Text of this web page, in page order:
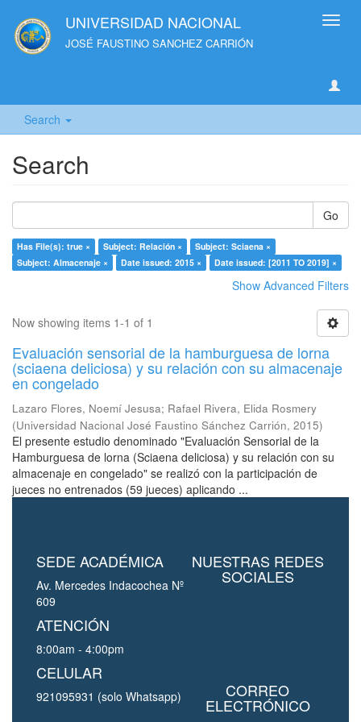
UNIVERSIDAD NACIONAL
JOSÉ FAUSTINO SANCHEZ CARRIÓN
Search
Search
Go
Has File(s): true × Subject: Relación ×
Subject: Sciaena ×
Subject: Almacenaje ×
Date issued: 2015 × Date issued: [2011 TO 2019] ×
Show Advanced Filters
Now showing items 1-1 of 1
Evaluación sensorial de la hamburguesa de lorna
(sciaena deliciosa) y su relación con su almacenaje
en congelado
Lazaro Flores, Noemí Jesusa; Rafael Rivera, Elida Rosmery
(Universidad Nacional José Faustino Sánchez Carrión, 2015)
El presente estudio denominado "Evaluación Sensorial de la
Hamburguesa de lorna (Sciaena deliciosa) y su relación con su
almacenaje en congelado" se realizó con la participación de
jueces no entrenados (59 jueces) aplicando ...
SEDE ACADÉMICA
Av. Mercedes Indacochea Nº
609
ATENCIÓN
8:00am - 4:00pm
CELULAR
921095931 (solo Whatsapp)
NUESTRAS REDES
SOCIALES
CORREO
ELECTRÓNICO